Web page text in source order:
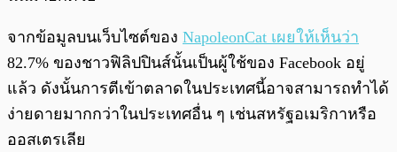
จากข้อมูลบนเว็บไซต์ของ NapoleonCat เผยให้เห็นว่า
82.7% ของชาวฟิลิปปินส์นั้นเป็นผู้ใช้ของ Facebook อยู่
แล้ว ดังนั้นการตีเข้าตลาดในประเทศนี้อาจสามารถทำได้
ง่ายดายมากกว่าในประเทศอื่น ๆ เช่นสหรัฐอเมริกาหรือ
ออสเตรเลีย